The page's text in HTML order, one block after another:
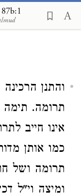
והתנן
תרומה.
אינו חייב
כמו אותן
תרומה ושל
ומיצה וי"ל